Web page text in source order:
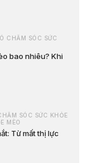
CHĂM SÓC SỨC
bao nhiêu? Khi
SÓC SỨC KHỎE
MÈO
Từ mất thị lực